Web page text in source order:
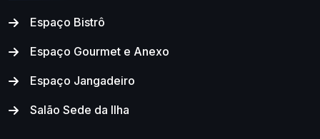
Espaço Bistrô
Espaço Gourmet e Anexo
Espaço Jangadeiro
Salão Sede da Ilha